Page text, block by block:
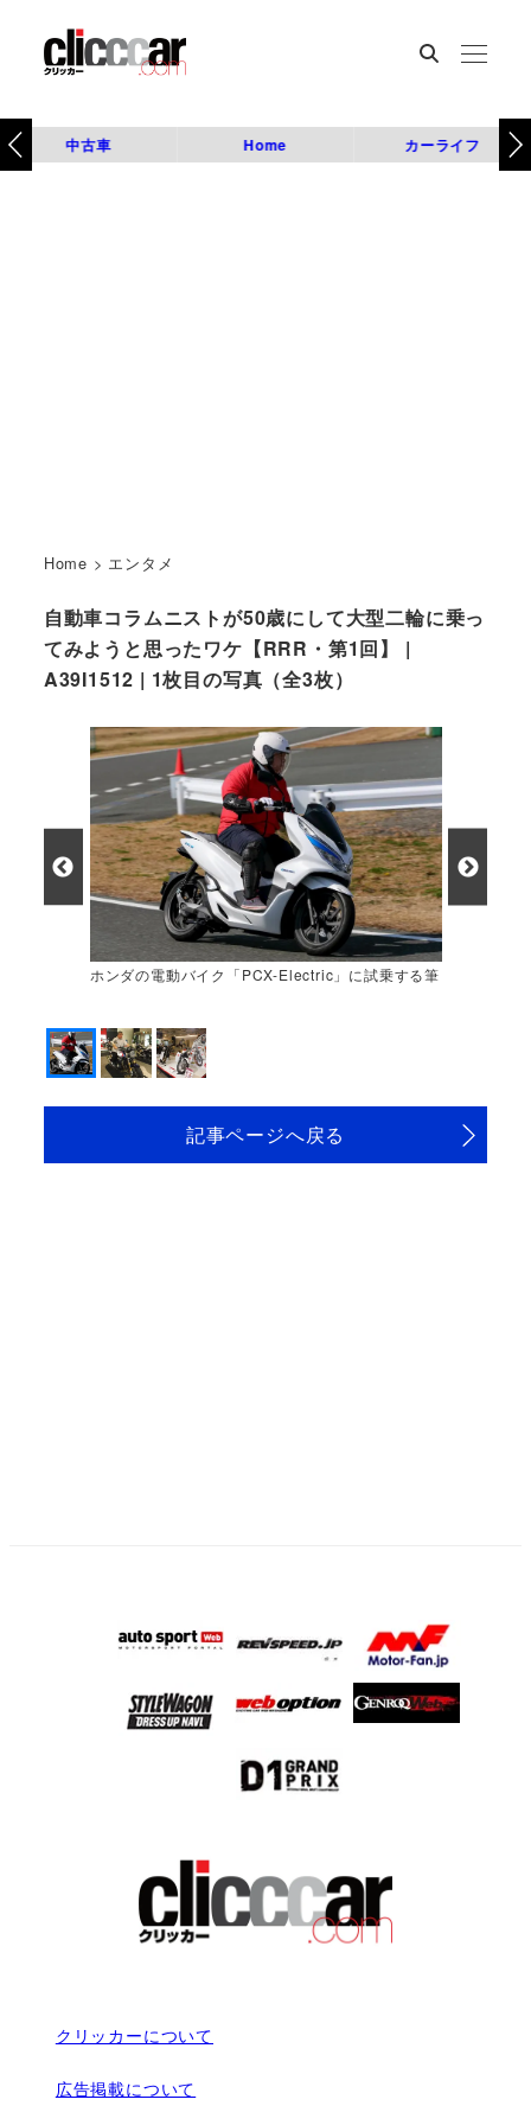
中古車 Home カーライフ
Home > エンタメ
自動車コラムニストが50歳にして大型二輪に乗っ
てみようと思ったワケ【RRR・第1回】 |
A39I1512 | 1枚目の写真（全3枚）
ホンダの電動バイク「PCX-Electric」に試乗する筆
記事ページへ戻る
クリッカーについて
広告掲載について